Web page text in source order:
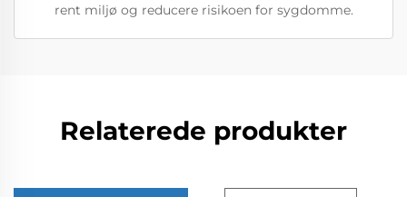
rent miljø og reducere risikoen for sygdomme.
Relaterede produkter